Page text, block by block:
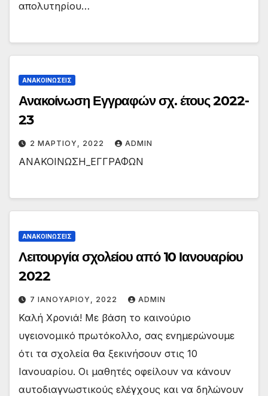
απολυτηρίου…
ΑΝΑΚΟΙΝΏΣΕΙΣ
Ανακοίνωση Εγγραφών σχ. έτους 2022-
23
2 ΜΑΡΤΊΟΥ, 2022 ADMIN
ΑΝΑΚΟΙΝΩΣΗ_ΕΓΓΡΑΦΩΝ
ΑΝΑΚΟΙΝΏΣΕΙΣ
Λειτουργία σχολείου από 10 Ιανουαρίου
2022
7 ΙΑΝΟΥΑΡΊΟΥ, 2022 ADMIN
Καλή Χρονιά! Με βάση το καινούριο
υγειονομικό πρωτόκολλο, σας ενημερώνουμε
ότι τα σχολεία θα ξεκινήσουν στις 10
Ιανουαρίου. Οι μαθητές οφείλουν να κάνουν
αυτοδιαγνωστικούς ελέγχους και να δηλώνουν